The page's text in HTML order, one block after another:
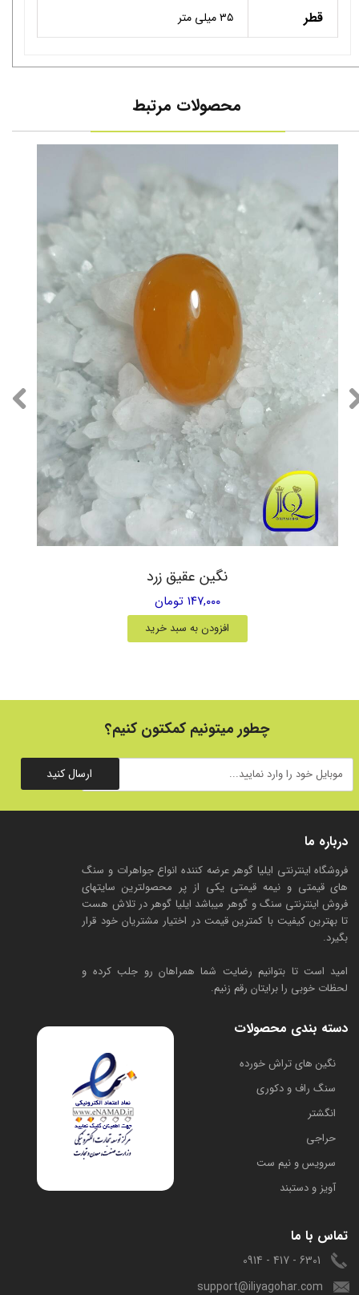
قطر ۳۵ میلی متر
محصولات مرتبط
نگین عقیق زرد
۱۴۷,۰۰۰ تومان
افزودن به سبد خرید
درباره ما
فروشگاه اینترنتی ایلیا گوهر عرضه کننده انواع جواهرات و سنگ
های قیمتی و نیمه قیمتی یکی از پر محصولترین سایتهای
فروش اینترنتی سنگ و گوهر میباشد ایلیا گوهر در تلاش هست
تا بهترین کیفیت با کمترین قیمت در اختیار مشتریان خود قرار
بگیرد.
امید است تا بتوانیم رضایت شما همراهان رو جلب کرده و
لحظات خوبی را برایتان رقم زنیم.
دسته بندی محصولات
​نگین های تراش خورده
سنگ راف و دکوری
انگشتر
حراجی
سرویس و نیم ست
آویز و دستبند
تماس با ما
6301 - 417 - 0914
support@iliyagohar.com
چطور میتونیم کمکتون کنیم؟
ارسال کنید